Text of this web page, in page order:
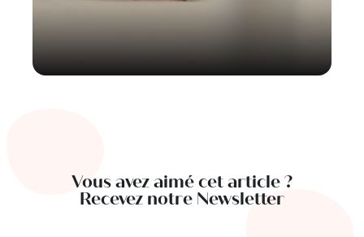
Vous avez aimé cet article ?
Recevez notre Newsletter